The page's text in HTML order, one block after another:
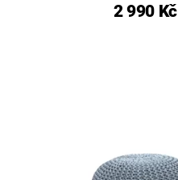
2 990 Kč